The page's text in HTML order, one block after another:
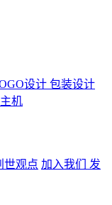
设计 包装设计
机
世观点 加入我们 发